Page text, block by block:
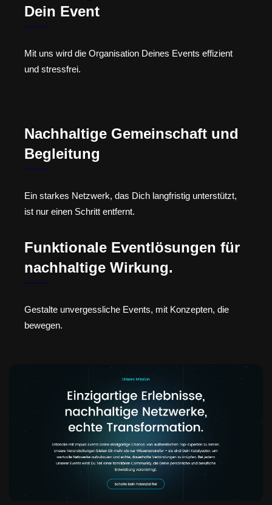
Dein Event
Mit uns wird die Organisation Deines Events effizient
und stressfrei.
Nachhaltige Gemeinschaft und
Begleitung
Ein starkes Netzwerk, das Dich langfristig unterstützt,
ist nur einen Schritt entfernt.
Funktionale Eventlösungen für
nachhaltige Wirkung.
Gestalte unvergessliche Events, mit Konzepten, die
bewegen.